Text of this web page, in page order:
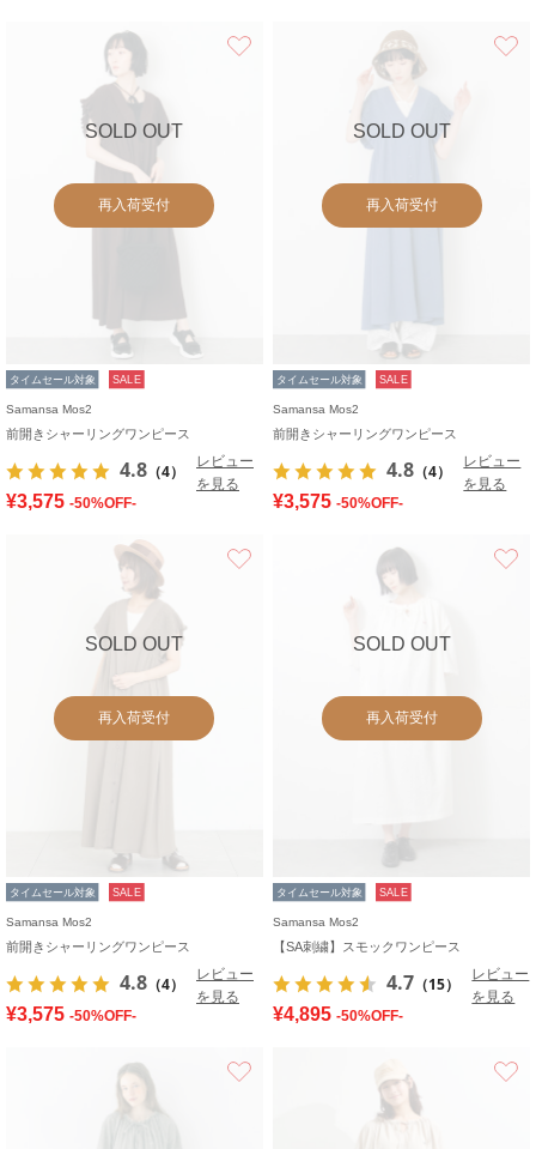
SOLD OUT
再入荷受付
タイムセール対象 SALE
Samansa Mos2
前開きシャーリングワンピース
4.8 （4）
レビュー
を見る
¥3,575 -50%OFF-
SOLD OUT
再入荷受付
タイムセール対象 SALE
Samansa Mos2
前開きシャーリングワンピース
4.8 （4）
レビュー
を見る
¥3,575 -50%OFF-
SOLD OUT
再入荷受付
タイムセール対象 SALE
Samansa Mos2
前開きシャーリングワンピース
4.8 （4）
レビュー
を見る
¥3,575 -50%OFF-
SOLD OUT
再入荷受付
タイムセール対象 SALE
Samansa Mos2
【SA刺繍】スモックワンピース
4.7 （15）
レビュー
を見る
¥4,895 -50%OFF-